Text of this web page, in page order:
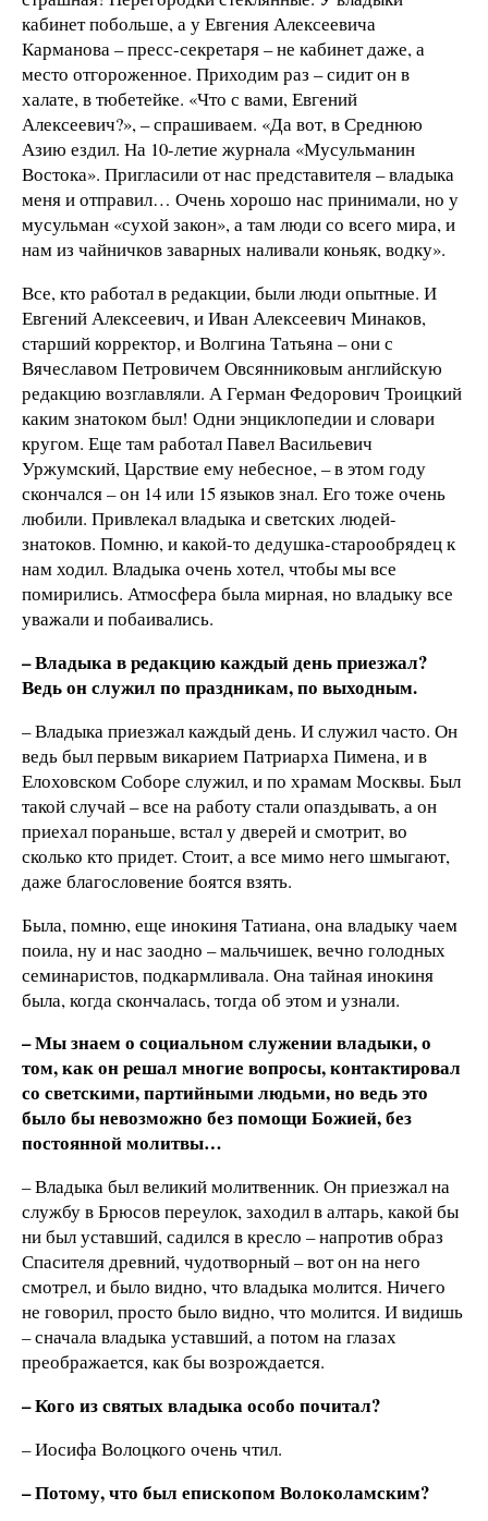
кабинет побольше, а у Евгения Алексеевича
Карманова – пресс-секретаря – не кабинет даже, а
место отгороженное. Приходим раз – сидит он в
халате, в тюбетейке. «Что с вами, Евгений
Алексеевич?», – спрашиваем. «Да вот, в Среднюю
Азию ездил. На 10-летие журнала «Мусульманин
Востока». Пригласили от нас представителя – владыка
меня и отправил… Очень хорошо нас принимали, но у
мусульман «сухой закон», а там люди со всего мира, и
нам из чайничков заварных наливали коньяк, водку».
Все, кто работал в редакции, были люди опытные. И
Евгений Алексеевич, и Иван Алексеевич Минаков,
старший корректор, и Волгина Татьяна – они с
Вячеславом Петровичем Овсянниковым английскую
редакцию возглавляли. А Герман Федорович Троицкий
каким знатоком был! Одни энциклопедии и словари
кругом. Еще там работал Павел Васильевич
Уржумский, Царствие ему небесное, – в этом году
скончался – он 14 или 15 языков знал. Его тоже очень
любили. Привлекал владыка и светских людей-
знатоков. Помню, и какой-то дедушка-старообрядец к
нам ходил. Владыка очень хотел, чтобы мы все
помирились. Атмосфера была мирная, но владыку все
уважали и побаивались.
– Владыка в редакцию каждый день приезжал?
Ведь он служил по праздникам, по выходным.
– Владыка приезжал каждый день. И служил часто. Он
ведь был первым викарием Патриарха Пимена, и в
Елоховском Соборе служил, и по храмам Москвы. Был
такой случай – все на работу стали опаздывать, а он
приехал пораньше, встал у дверей и смотрит, во
сколько кто придет. Стоит, а все мимо него шмыгают,
даже благословение боятся взять.
Была, помню, еще инокиня Татиана, она владыку чаем
поила, ну и нас заодно – мальчишек, вечно голодных
семинаристов, подкармливала. Она тайная инокиня
была, когда скончалась, тогда об этом и узнали.
– Мы знаем о социальном служении владыки, о
том, как он решал многие вопросы, контактировал
со светскими, партийными людьми, но ведь это
было бы невозможно без помощи Божией, без
постоянной молитвы…
– Владыка был великий молитвенник. Он приезжал на
службу в Брюсов переулок, заходил в алтарь, какой бы
ни был уставший, садился в кресло – напротив образ
Спасителя древний, чудотворный – вот он на него
смотрел, и было видно, что владыка молится. Ничего
не говорил, просто было видно, что молится. И видишь
– сначала владыка уставший, а потом на глазах
преображается, как бы возрождается.
– Кого из святых владыка особо почитал?
– Иосифа Волоцкого очень чтил.
– Потому, что был епископом Волоколамским?